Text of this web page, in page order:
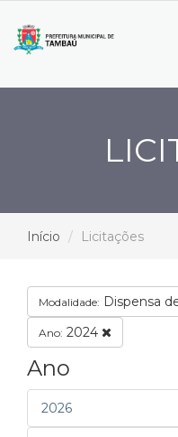
Início Licitações
Modalidade: Dispensa
Ano: 2024
Ano
2026